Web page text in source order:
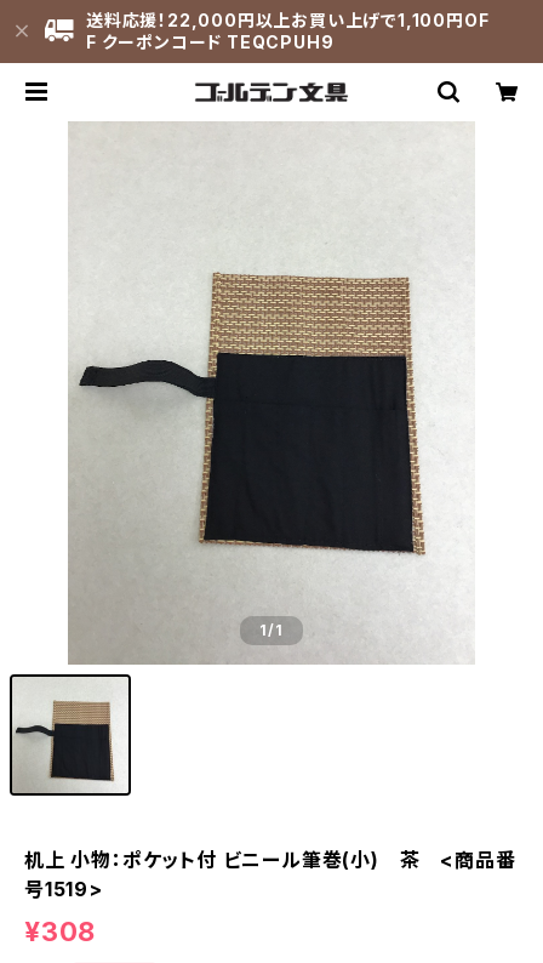
送料応援！22,000円以上お買い上げで1,100円OF
F クーポンコード TEQCPUH9
1/1
机上 小物：ポケット付 ビニール筆巻(小) 茶 <商品番
号1519>
¥308